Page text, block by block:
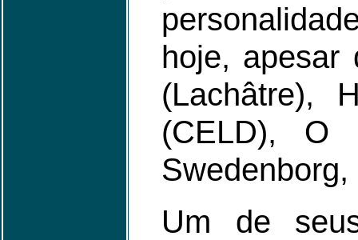
hoje, apesar
(Lachâtre),
(CELD), O
Um de